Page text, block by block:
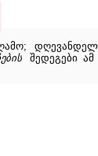
შედეგები